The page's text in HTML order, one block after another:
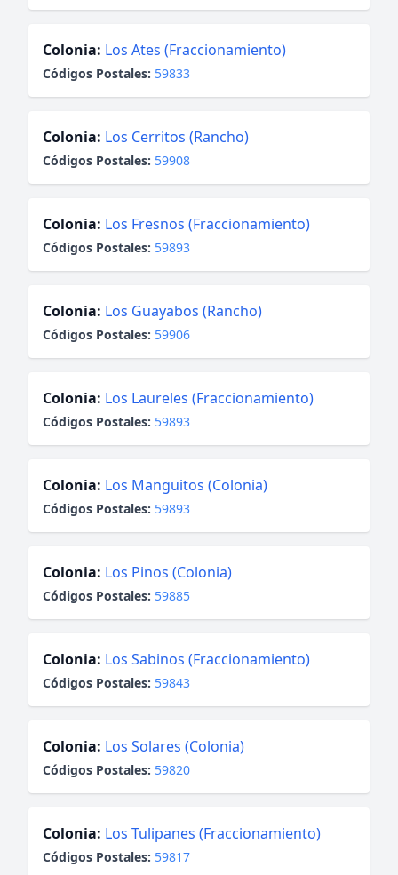
Colonia: Los Ates (Fraccionamiento)
Códigos Postales: 59833
Colonia: Los Cerritos (Rancho)
Códigos Postales: 59908
Colonia: Los Fresnos (Fraccionamiento)
Códigos Postales: 59893
Colonia: Los Guayabos (Rancho)
Códigos Postales: 59906
Colonia: Los Laureles (Fraccionamiento)
Códigos Postales: 59893
Colonia: Los Manguitos (Colonia)
Códigos Postales: 59893
Colonia: Los Pinos (Colonia)
Códigos Postales: 59885
Colonia: Los Sabinos (Fraccionamiento)
Códigos Postales: 59843
Colonia: Los Solares (Colonia)
Códigos Postales: 59820
Colonia: Los Tulipanes (Fraccionamiento)
Códigos Postales: 59817